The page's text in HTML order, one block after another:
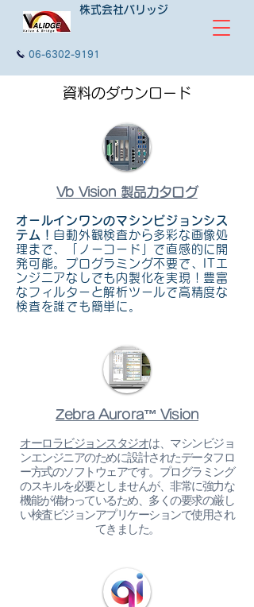
06-6302-9191
株式会社バリッジ
資料のダウンロード
Vb Vision 製品カタログ
オールインワンのマシンビジョンシス
テム！ 自動外観検査から多彩な画像処
理まで、「ノーコード」で直感的に開
発可能。プログラミング不要で、ITエ
ンジニアなしでも内製化を実現！豊富
なフィルターと解析ツールで高精度な
検査を誰でも簡単に。
Zebra Aurora™️ Vision
​オーロラビジョンスタジオは、マシンビジョ
ンエンジニアのために設計されたデータフロ
ー方式のソフトウェアです。プログラミング
のスキルを必要としませんが、非常に強力な
機能が備わっているため、多くの要求の厳し
い検査ビジョンアプリケーションで使用され
てきました。